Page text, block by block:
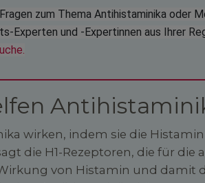
zum Thema Antihistaminika oder
Experten und -Expertinnen aus Ihrer
wirken, indem sie die
die H1-Rezeptoren, die für die
von Histamin und damit